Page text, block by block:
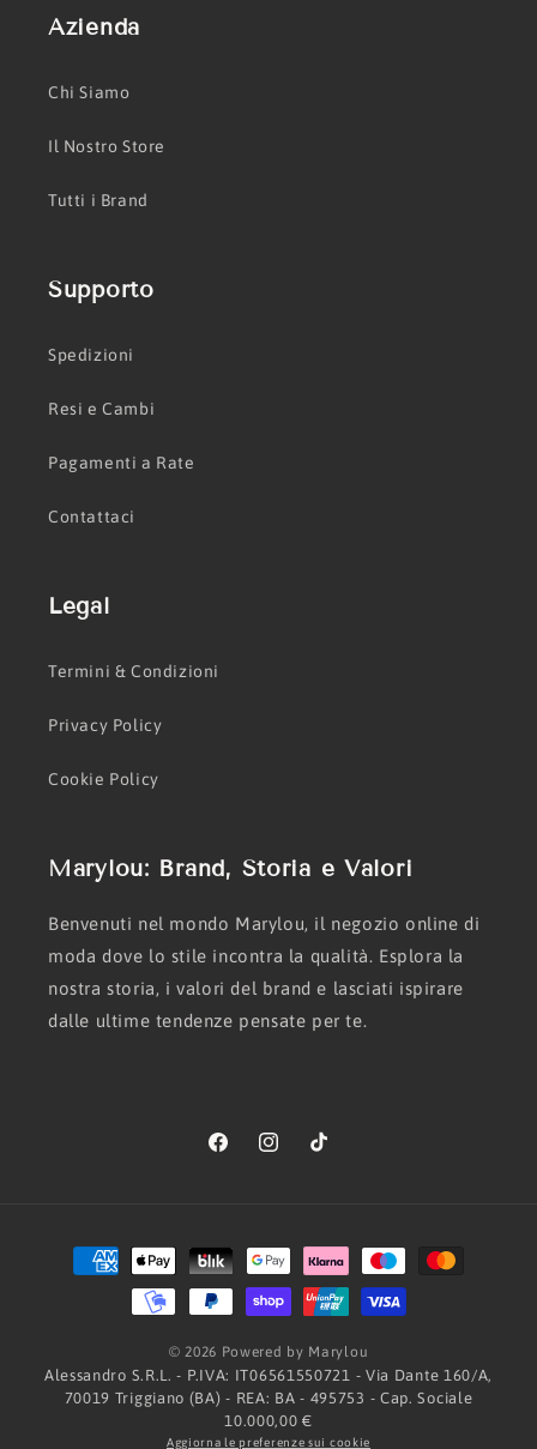
Azienda
Chi Siamo
Il Nostro Store
Tutti i Brand
Supporto
Spedizioni
Resi e Cambi
Pagamenti a Rate
Contattaci
Legal
Termini & Condizioni
Privacy Policy
Cookie Policy
Marylou: Brand, Storia e Valori
Benvenuti nel mondo Marylou, il negozio online di
moda dove lo stile incontra la qualità. Esplora la
nostra storia, i valori del brand e lasciati ispirare
dalle ultime tendenze pensate per te.
FacebookInstagramTikTok
Metodi
di
pagamento
© 2026 Powered by Marylou
Alessandro S.R.L. - P.IVA: IT06561550721 - Via Dante 160/A,
70019 Triggiano (BA) - REA: BA - 495753 - Cap. Sociale
10.000,00 €
Aggiorna le preferenze sui cookie